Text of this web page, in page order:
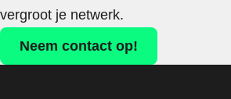
vergroot je netwerk.
Neem contact op!